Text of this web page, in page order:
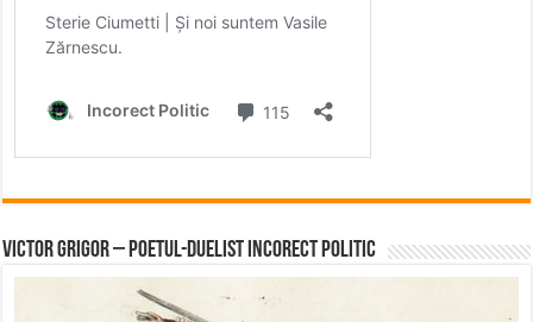
Victor Grigor – Poetul-Duelist Incorect Politic